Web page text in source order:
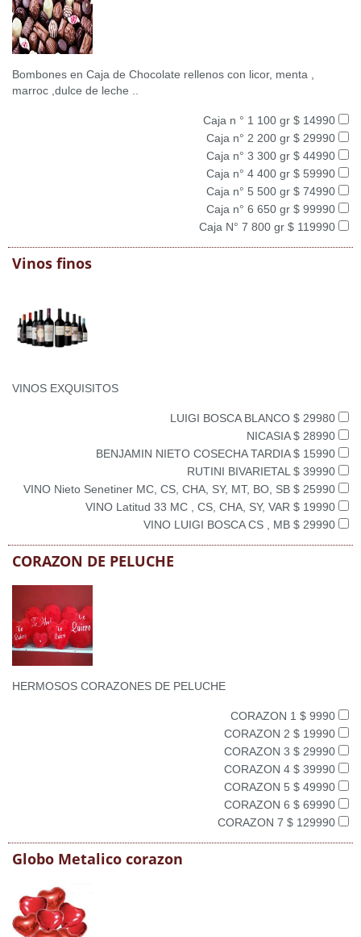
Bombones en Caja de Chocolate rellenos con licor, menta ,
marroc ,dulce de leche ..
Caja n ° 1 100 gr $ 14990
Caja n° 2 200 gr $ 29990
Caja n° 3 300 gr $ 44990
Caja n° 4 400 gr $ 59990
Caja n° 5 500 gr $ 74990
Caja n° 6 650 gr $ 99990
Caja N° 7 800 gr $ 119990
Vinos finos
VINOS EXQUISITOS
LUIGI BOSCA BLANCO $ 29980
NICASIA $ 28990
BENJAMIN NIETO COSECHA TARDIA $ 15990
RUTINI BIVARIETAL $ 39990
VINO Nieto Senetiner MC, CS, CHA, SY, MT, BO, SB $ 25990
VINO Latitud 33 MC , CS, CHA, SY, VAR $ 19990
VINO LUIGI BOSCA CS , MB $ 29990
CORAZON DE PELUCHE
HERMOSOS CORAZONES DE PELUCHE
CORAZON 1 $ 9990
CORAZON 2 $ 19990
CORAZON 3 $ 29990
CORAZON 4 $ 39990
CORAZON 5 $ 49990
CORAZON 6 $ 69990
CORAZON 7 $ 129990
Globo Metalico corazon